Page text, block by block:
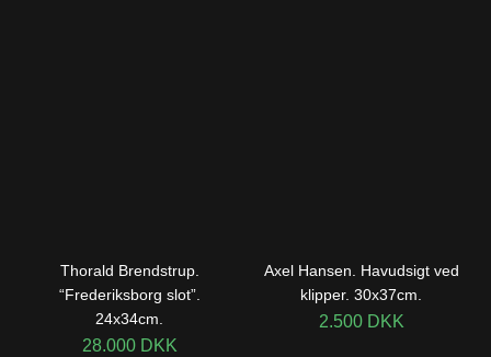
Thorald Brendstrup.
“Frederiksborg slot”.
24x34cm.
28.000 DKK
Axel Hansen. Havudsigt ved
klipper. 30x37cm.
2.500 DKK